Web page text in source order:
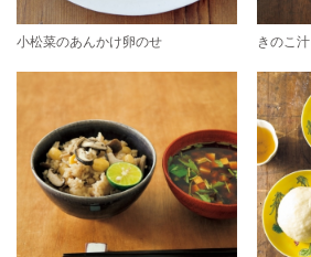
小松菜のあんかけ卵のせ きのこ汁